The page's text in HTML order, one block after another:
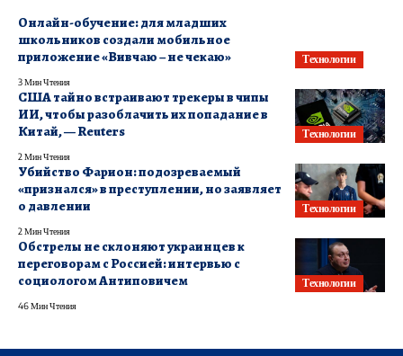
Технологии
Онлайн-обучение: для младших
школьников создали мобильное
приложение «Вивчаю – не чекаю»
3 Мин Чтения
Технологии
США тайно встраивают трекеры в чипы
ИИ, чтобы разоблачить их попадание в
Китай, — Reuters
2 Мин Чтения
Технологии
Убийство Фарион: подозреваемый
«признался» в преступлении, но заявляет
о давлении
2 Мин Чтения
Технологии
Обстрелы не склоняют украинцев к
переговорам с Россией: интервью с
социологом Антиповичем
46 Мин Чтения